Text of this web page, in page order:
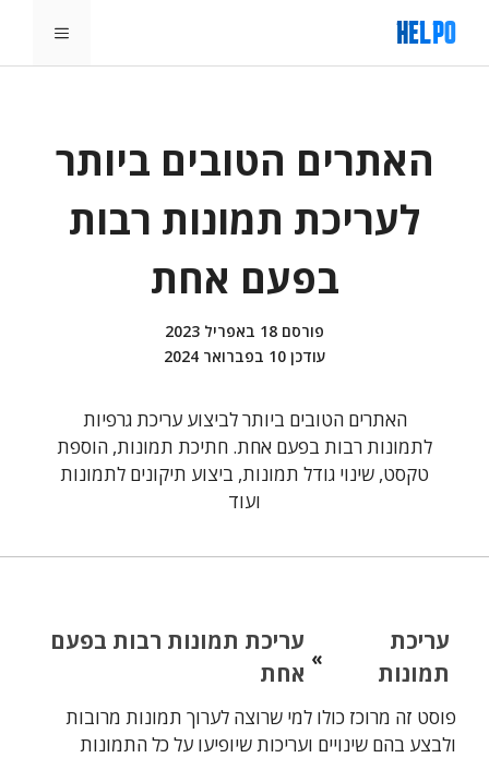
לתוכן
תפריט
האתרים הטובים ביותר
לעריכת תמונות רבות
בפעם אחת
פורסם 18 באפריל 2023
עודכן10 בפברואר 2024
האתרים הטובים ביותר לביצוע עריכת גרפיות
לתמונות רבות בפעם אחת. חתיכת תמונות, הוספת
טקסט, שינוי גודל תמונות, ביצוע תיקונים לתמונות
ועוד
עריכת
תמונות
»
עריכת תמונות רבות בפעם
אחת
פוסט זה מרוכז כולו למי שרוצה לערוך תמונות מרובות
ולבצע בהם שינויים ועריכות שיופיעו על כל התמונות